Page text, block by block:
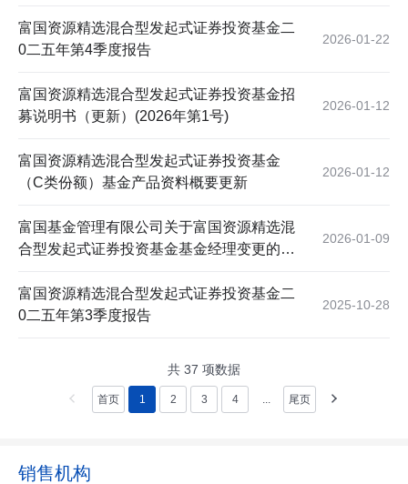
富国资源精选混合型发起式证券投资基金二
0二五年第4季度报告
2026-01-22
富国资源精选混合型发起式证券投资基金招
募说明书（更新）(2026年第1号)
2026-01-12
富国资源精选混合型发起式证券投资基金
（C类份额）基金产品资料概要更新
2026-01-12
富国基金管理有限公司关于富国资源精选混
合型发起式证券投资基金基金经理变更的公
2026-01-09
富国资源精选混合型发起式证券投资基金二
0二五年第3季度报告
2025-10-28
共 37 项数据
首页 1 2 3 4 ... 尾页
销售机构